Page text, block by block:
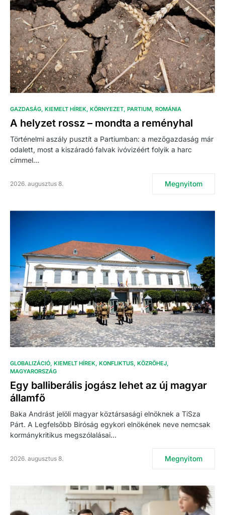
GAZDASÁG KIEMELT HÍREK KÖRNYEZET PARTIUM ROMÁNIA
A helyzet rossz – mondta a reményhal
Történelmi aszály pusztít a Partiumban: a mezőgazdaság már
odalett, most a kiszáradó falvak ivóvizéért folyik a harc
címmel…
2026. augusztus 8. Megnyitom
GLOBALIZÁCIÓ KIEMELT HÍREK KONFLIKTUS KÖZRÖHEJ
MAGYARORSZÁG
Egy balliberális jogász lehet az új magyar
államfő
Baka Andrást jelöli magyar köztársasági elnöknek a TiSza
Párt. A Legfelsőbb Bíróság egykori elnökének neve nemcsak
kormánykritikus megszólalásai…
2026. augusztus 8. Megnyitom